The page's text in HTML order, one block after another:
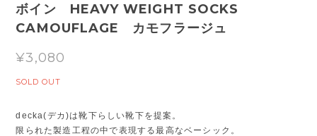
ボイン HEAVY WEIGHT SOCKS
CAMOUFLAGE カモフラージュ
¥3,080
SOLD OUT
decka(デカ)は靴下らしい靴下を提案。
限られた製造工程の中で表現する最高なベーシック。